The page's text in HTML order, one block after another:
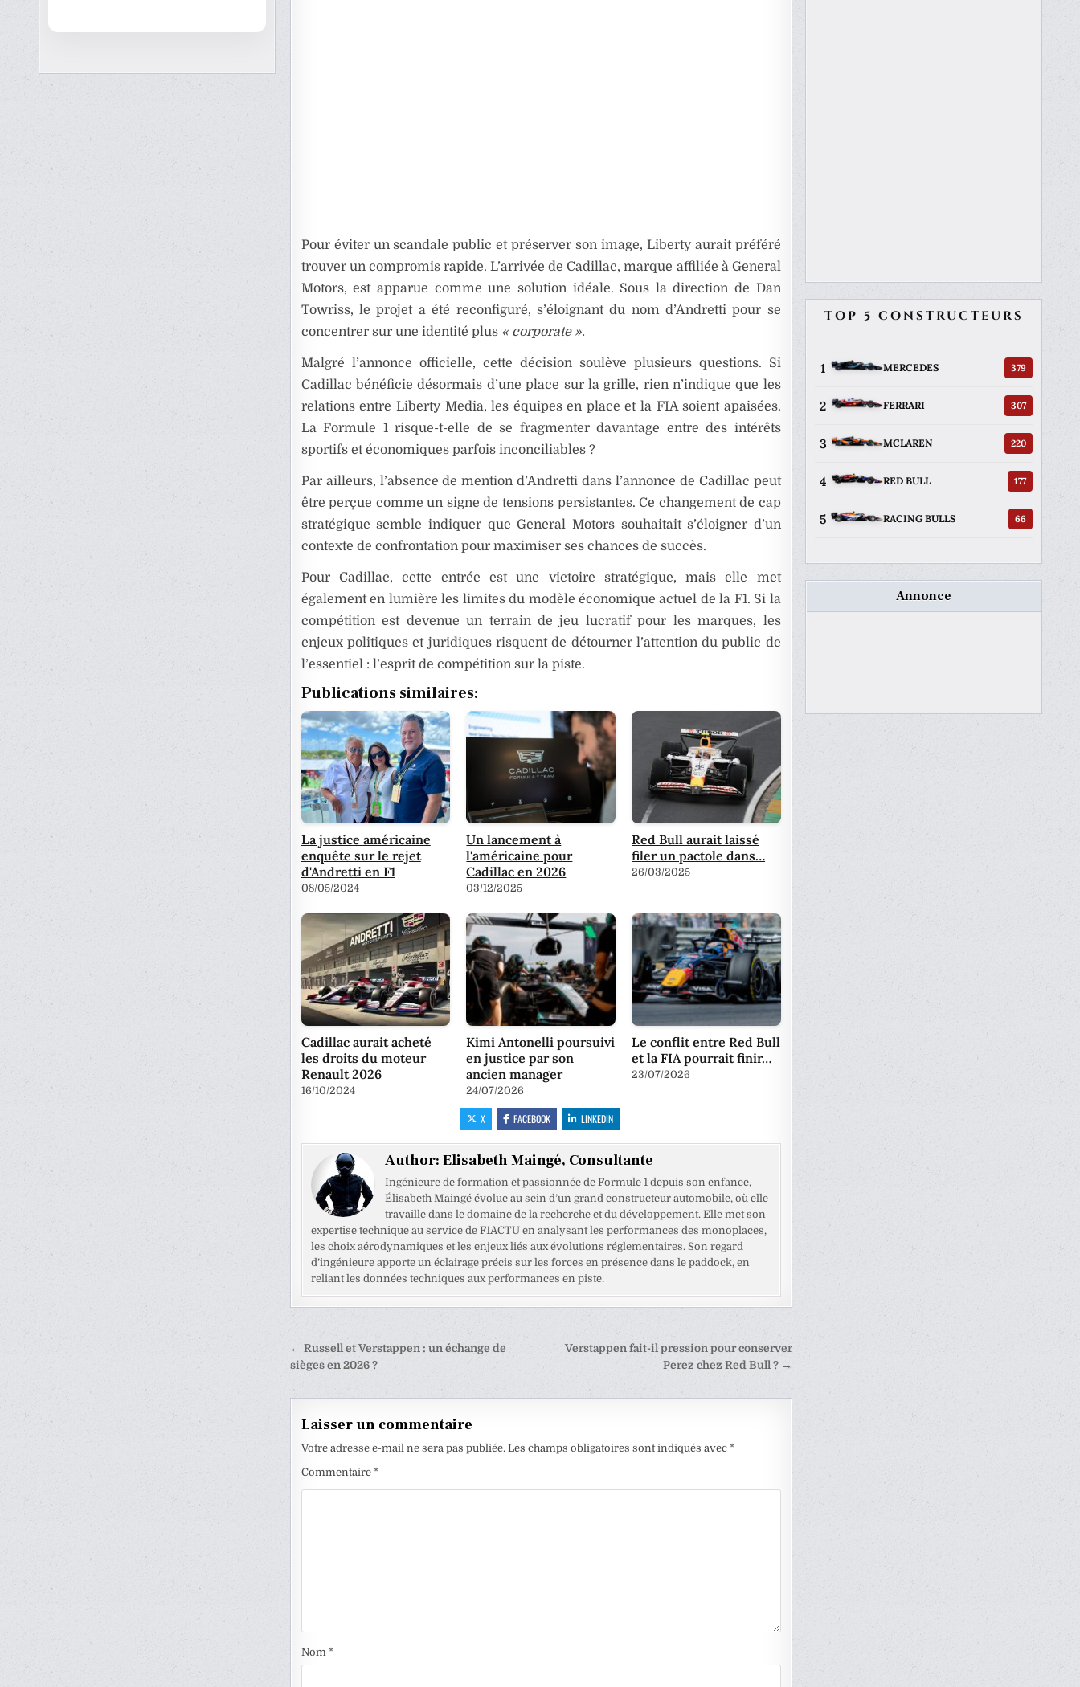
Pour éviter un scandale public et préserver son image, Liberty aurait préféré
trouver un compromis rapide. L’arrivée de Cadillac, marque affiliée à General
Motors, est apparue comme une solution idéale. Sous la direction de Dan
Towriss, le projet a été reconfiguré, s’éloignant du nom d’Andretti pour se
concentrer sur une identité plus « corporate ».
Malgré l’annonce officielle, cette décision soulève plusieurs questions. Si
Cadillac bénéficie désormais d’une place sur la grille, rien n’indique que les
relations entre Liberty Media, les équipes en place et la FIA soient apaisées.
La Formule 1 risque-t-elle de se fragmenter davantage entre des intérêts
sportifs et économiques parfois inconciliables ?
Par ailleurs, l’absence de mention d’Andretti dans l’annonce de Cadillac peut
être perçue comme un signe de tensions persistantes. Ce changement de cap
stratégique semble indiquer que General Motors souhaitait s’éloigner d’un
contexte de confrontation pour maximiser ses chances de succès.
Pour Cadillac, cette entrée est une victoire stratégique, mais elle met
également en lumière les limites du modèle économique actuel de la F1. Si la
compétition est devenue un terrain de jeu lucratif pour les marques, les
enjeux politiques et juridiques risquent de détourner l’attention du public de
l’essentiel : l’esprit de compétition sur la piste.
Publications similaires:
La justice américaine
enquête sur le rejet
d'Andretti en F1
08/05/2024
Un lancement à
l'américaine pour
Cadillac en 2026
03/12/2025
Red Bull aurait laissé
filer un pactole dans…
26/03/2025
Cadillac aurait acheté
les droits du moteur
Renault 2026
16/10/2024
Kimi Antonelli poursuivi
en justice par son
ancien manager
24/07/2026
Le conflit entre Red Bull
et la FIA pourrait finir…
23/07/2026
X FACEBOOK LINKEDIN
Author: Elisabeth Maingé, Consultante
Ingénieure de formation et passionnée de Formule 1 depuis son enfance,
Élisabeth Maingé évolue au sein d’un grand constructeur automobile, où elle
travaille dans le domaine de la recherche et du développement. Elle met son
expertise technique au service de F1ACTU en analysant les performances des monoplaces,
les choix aérodynamiques et les enjeux liés aux évolutions réglementaires. Son regard
d’ingénieure apporte un éclairage précis sur les forces en présence dans le paddock, en
reliant les données techniques aux performances en piste.
Navigation
de
l’article
Verstappen fait-il pression pour conserver
Perez chez Red Bull ? →
← Russell et Verstappen : un échange de
sièges en 2026 ?
Laisser un commentaire
Votre adresse e-mail ne sera pas publiée. Les champs obligatoires sont indiqués avec *
Commentaire *
Nom *
TOP 5 CONSTRUCTEURS
1 MERCEDES 379
2 FERRARI 307
3 MCLAREN 220
4 RED BULL 177
5 RACING BULLS 66
Annonce